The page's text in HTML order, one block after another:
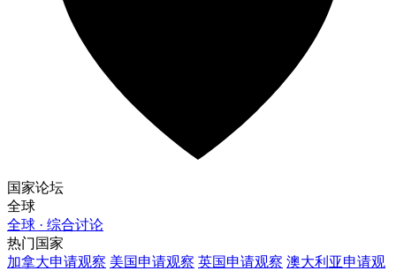
国家论坛
全球
全球 · 综合讨论
热门国家
加拿大申请观察 美国申请观察 英国申请观察 澳大利亚申请观